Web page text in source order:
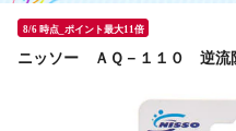
8/6 時点_ポイント最大11倍
ニッソー ＡＱ－１１０ 逆流